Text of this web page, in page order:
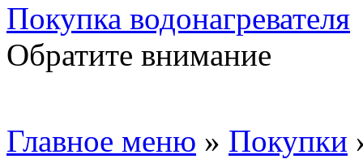
Покупка водонагревателя
Обратите внимание
Главное меню » Покупки